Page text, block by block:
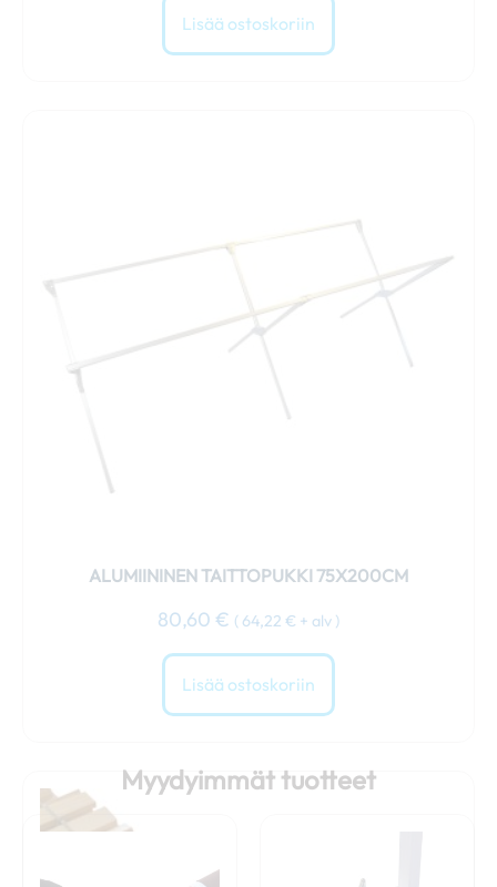
Lisää ostoskoriin
ALUMIININEN TAITTOPUKKI 75X200CM
80,60 € ( 64,22 € + alv )
Lisää ostoskoriin
Myydyimmät tuotteet